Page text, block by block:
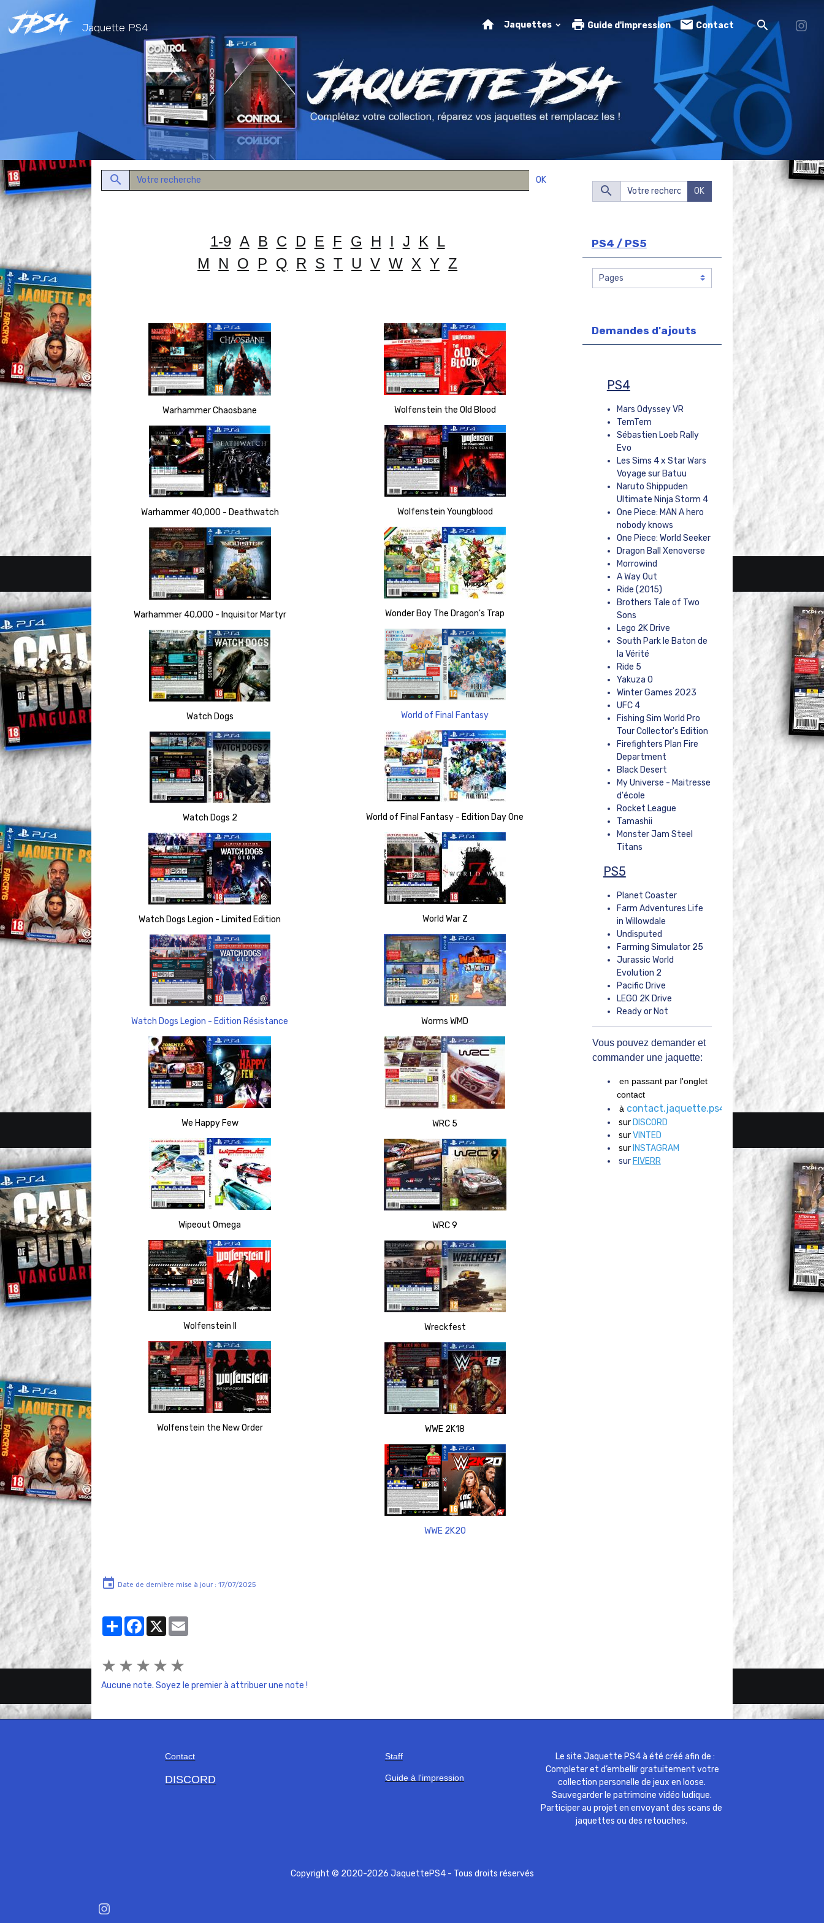
Jaquette PS4 Jaquettes Guide d'impression Contact
OK
1-9 A B C D E F G H I J K
L
M
N O P Q R S T U V W X Y Z
Warhammer Chaosbane
Warhammer 40,000 - Deathwatch
Warhammer 40,000 - Inquisitor Martyr
Watch Dogs
Watch Dogs 2
Watch Dogs Legion - Limited Edition
Watch Dogs Legion - Edition Résistance
We Happy Few
Wipeout Omega
Wolfenstein II
Wolfenstein the New Order
Wolfenstein the Old Blood
Wolfenstein Youngblood
Wonder Boy The Dragon's Trap
World of Final Fantasy
World of Final Fantasy - Edition Day One
World War Z
Worms WMD
WRC 5
WRC 9
Wreckfest
WWE 2K18
WWE 2K20
Date de dernière mise à jour : 17/07/2025
PartagerFacebook
X
★ ★ ★ ★ ★
Aucune note. Soyez le premier à attribuer une note !
OK
PS4 / PS5
Demandes d'ajouts
PS4
Mars Odyssey VR
TemTem
Sébastien Loeb Rally
Evo
Les Sims 4 x Star Wars
Voyage sur Batuu
Naruto Shippuden
Ultimate Ninja Storm 4
One Piece: MAN A hero
nobody knows
One Piece: World Seeker
Dragon Ball Xenoverse
Morrowind
A Way Out
Ride (2015)
Brothers Tale of Two
Sons
Lego 2K Drive
South Park le Baton de
la Vérité
Ride 5
Yakuza 0
Winter Games 2023
UFC 4
Fishing Sim World Pro
Tour Collector's Edition
Firefighters Plan Fire
Department
Black Desert
My Universe - Maitresse
d'école
Rocket League
Tamashii
Monster Jam Steel
Titans
PS5
Planet Coaster
Farm Adventures Life
in Willowdale
Undisputed
Farming Simulator 25
Jurassic World
Evolution 2
Pacific Drive
LEGO 2K Drive
Ready or Not
Vous pouvez demander et
commander une jaquette:
en passant par l'onglet
contact
à contact.jaquette.ps4@gmail.com
sur DISCORD
surVINTED
sur INSTAGRAM
sur FIVERR
Contact
DISCORD
Staff
Guide à l'impression
Le site Jaquette PS4 à été créé afin de :
Completer et d’embellir gratuitement votre
collection personelle de jeux en loose.
Sauvegarder le patrimoine vidéo ludique.
Participer au projet en envoyant des scans de
jaquettes ou des retouches.
Copyright © 2020-2026 JaquettePS4 - Tous droits réservés